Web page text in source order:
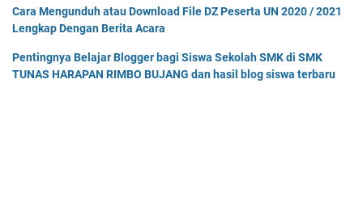
Cara Mengunduh atau Download File DZ Peserta UN 2020 / 2021
Lengkap Dengan Berita Acara
Pentingnya Belajar Blogger bagi Siswa Sekolah SMK di SMK
TUNAS HARAPAN RIMBO BUJANG dan hasil blog siswa terbaru